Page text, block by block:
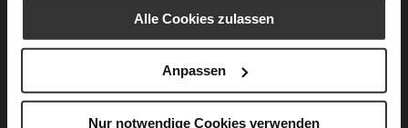
Alle Cookies zulassen
Anpassen
Nur notwendige Cookies verwenden
CUSTOMER SERVICE